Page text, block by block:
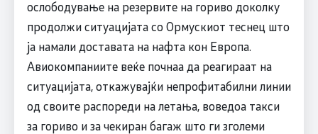
ослободување на резервите на гориво доколку
продолжи ситуацијата со Ормускиот теснец што
ја намали доставата на нафта кон Европа.
Авиокомпаниите веќе почнаа да реагираат на
ситуацијата, откажувајќи непрофитабилни линии
од своите распореди на летања, воведоа такси
за гориво и за чекиран багаж што ги зголеми